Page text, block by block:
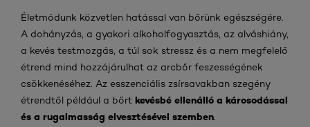
Életmódunk közvetlen hatással van bőrünk egészségére.
A dohányzás, a gyakori alkoholfogyasztás, az alváshiány,
a kevés testmozgás, a túl sok stressz és a nem megfelelő
étrend mind hozzájárulhat az arcbőr feszességének
csökkenéséhez. Az esszenciális zsírsavakban szegény
étrendtől például a bőrt kevésbé ellenálló a károsodással
és a rugalmasság elvesztésével szemben.